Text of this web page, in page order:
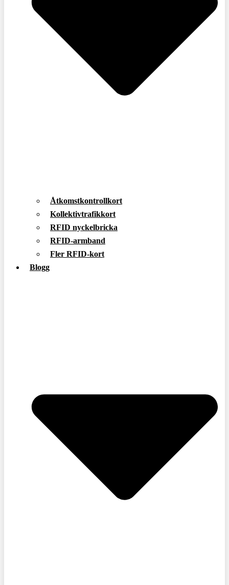
Åtkomstkontrollkort
Kollektivtrafikkort
RFID nyckelbricka
RFID-armband
Fler RFID-kort
Blogg